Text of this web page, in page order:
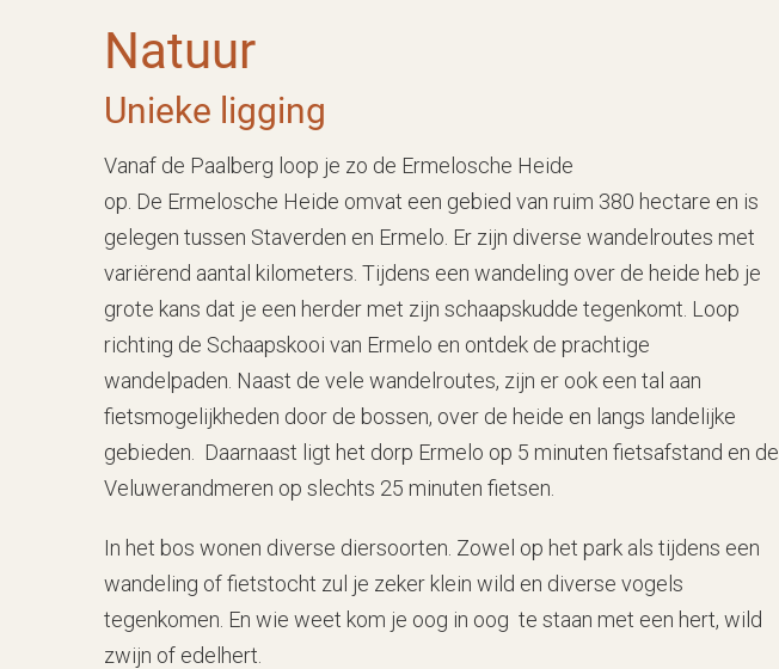
Natuur
Unieke ligging
Vanaf de Paalberg loop je zo de Ermelosche Heide
op. De Ermelosche Heide omvat een gebied van ruim 380 hectare en is
gelegen tussen Staverden en Ermelo. Er zijn diverse wandelroutes met
variërend aantal kilometers. Tijdens een wandeling over de heide heb je
grote kans dat je een herder met zijn schaapskudde tegenkomt. Loop
richting de Schaapskooi van Ermelo en ontdek de prachtige
wandelpaden. Naast de vele wandelroutes, zijn er ook een tal aan
fietsmogelijkheden door de bossen, over de heide en langs landelijke
gebieden. Daarnaast ligt het dorp Ermelo op 5 minuten fietsafstand en de
Veluwerandmeren op slechts 25 minuten fietsen.
In het bos wonen diverse diersoorten. Zowel op het park als tijdens een
wandeling of fietstocht zul je zeker klein wild en diverse vogels
tegenkomen. En wie weet kom je oog in oog te staan met een hert, wild
zwijn of edelhert.